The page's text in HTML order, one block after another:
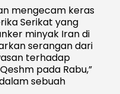
mengecam keras
Serikat yang
minyak Iran di
serangan dari
terhadap
pada Rabu,”
sebuah